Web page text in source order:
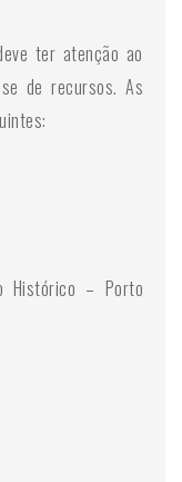
ter atenção ao
de recursos. As
Histórico – Porto